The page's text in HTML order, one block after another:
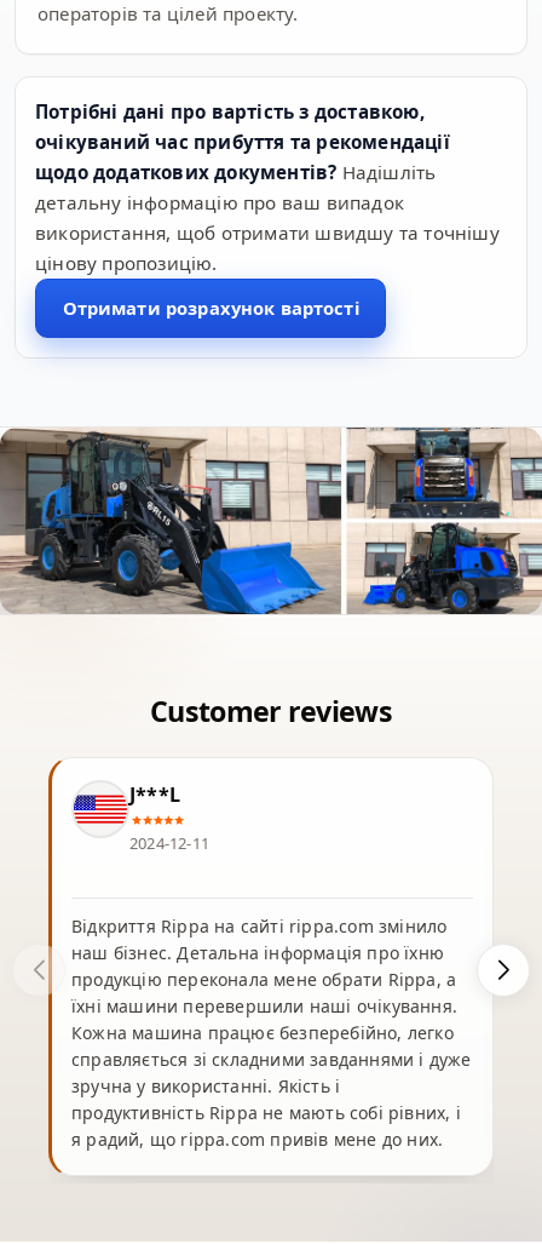
операторів та цілей проекту.
Потрібні дані про вартість з доставкою,
очікуваний час прибуття та рекомендації
щодо додаткових документів? Надішліть
детальну інформацію про ваш випадок
використання, щоб отримати швидшу та точнішу
цінову пропозицію.
Отримати розрахунок вартості
J***L
2024-12-11
Відкриття Rippa на сайті rippa.com змінило
наш бізнес. Детальна інформація про їхню
продукцію переконала мене обрати Rippa, а
їхні машини перевершили наші очікування.
Кожна машина працює безперебійно, легко
справляється зі складними завданнями і дуже
зручна у використанні. Якість і
продуктивність Rippa не мають собі рівних, і
я радий, що rippa.com привів мене до них.